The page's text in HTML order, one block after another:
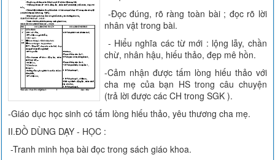
-Đọc đúng, rõ ràng toàn bài ; đọc rõ lời
nhân vật trong bài.
- Hiểu nghĩa các từ mới : lộng lẫy, chần
chừ, nhân hậu, hiếu thảo, đẹp mê hồn.
-Cảm nhận được tấm lòng hiếu thảo với
cha mẹ của bạn HS trong câu chuyện
(trả lời được các CH trong SGK ).
-Giáo dục học sinh có tấm lòng hiếu thảo, yêu thương cha mẹ.
II.ĐỒ DÙNG DẠY - HỌC :
-Tranh minh họa bài đọc trong sách giáo khoa.